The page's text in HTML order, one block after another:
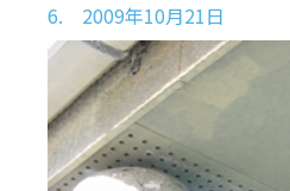
6. 2009年10月21日